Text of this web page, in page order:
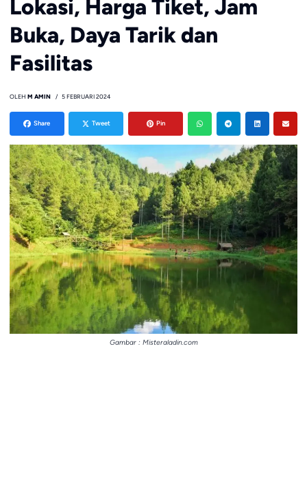
Lokasi, Harga Tiket, Jam
Buka, Daya Tarik dan
Fasilitas
OLEH M AMIN 5 FEBRUARI 2024
Share Tweet Pin
Gambar : Misteraladin.com